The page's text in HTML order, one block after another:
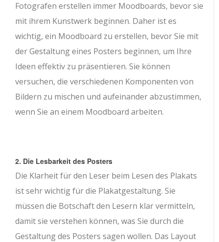
Fotografen erstellen immer Moodboards, bevor sie
mit ihrem Kunstwerk beginnen. Daher ist es
wichtig, ein Moodboard zu erstellen, bevor Sie mit
der Gestaltung eines Posters beginnen, um Ihre
Ideen effektiv zu präsentieren. Sie können
versuchen, die verschiedenen Komponenten von
Bildern zu mischen und aufeinander abzustimmen,
wenn Sie an einem Moodboard arbeiten.
2. Die Lesbarkeit des Posters
Die Klarheit für den Leser beim Lesen des Plakats
ist sehr wichtig für die Plakatgestaltung. Sie
müssen die Botschaft den Lesern klar vermitteln,
damit sie verstehen können, was Sie durch die
Gestaltung des Posters sagen wollen. Das Layout